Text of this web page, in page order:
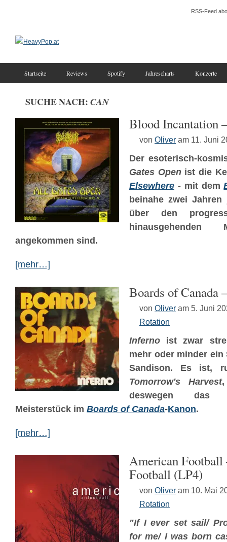
RSS-Feed
Startseite Reviews Spotify Jahrescharts Konzerte
SUCHE NACH: CAN
Blood Incantation
von Oliver am 11. Juni
Der esoterisch-
Gates Openist die
Elsewhere - mit dem
beinahe zwei
über den
hinausgehenden
angekommen sind.
[mehr…]
Boards of Canada
von Oliver am 5. Juni
Rotation
Inferno ist zwar
mehr oder minder
Sandison. Es ist,
Tomorrow's Harvest,
deswegen das
Meisterstück im Boards of Canada-Kanon.
[mehr…]
American Football
Football (LP4)
von Oliver am 10. Mai
Rotation
"If I ever set sail/
for me/ I was born